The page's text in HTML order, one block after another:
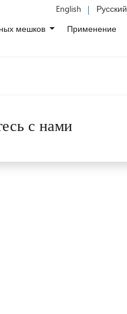
English Русский
мешков Применение
с нами